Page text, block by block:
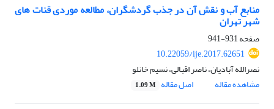
منابع آب و نقش آن در جذب گردشگران، مطالعه موردی قنات های
شهر تهران
صفحه931-941
10.22059/ije.2017.62651
نصرالله آبادیان، ناصر اقبالی، نسیم خانلو
مشاهده مقاله
اصل مقاله 1.09 M